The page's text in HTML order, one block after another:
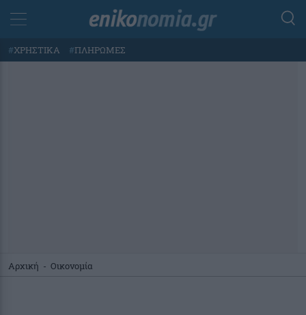
#ΧΡΗΣΤΙΚΑ #ΠΛΗΡΩΜΕΣ
Αρχική - Οικονομία